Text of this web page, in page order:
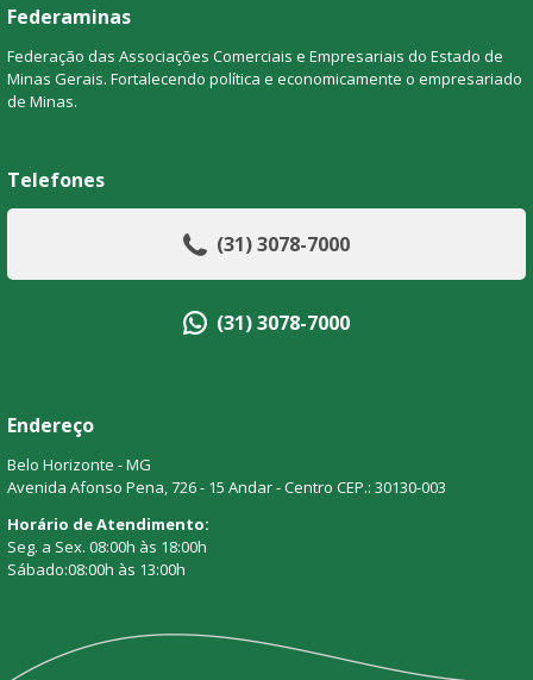
Federaminas
Federação das Associações Comerciais e Empresariais do Estado de
Minas Gerais. Fortalecendo política e economicamente o empresariado
de Minas.
Telefones
(31) 3078-7000
(31) 3078-7000
Endereço
Belo Horizonte - MG
Avenida Afonso Pena, 726 - 15 Andar - Centro CEP.: 30130-003
Horário de Atendimento:
Seg. a Sex. 08:00h às 18:00h
Sábado:08:00h às 13:00h